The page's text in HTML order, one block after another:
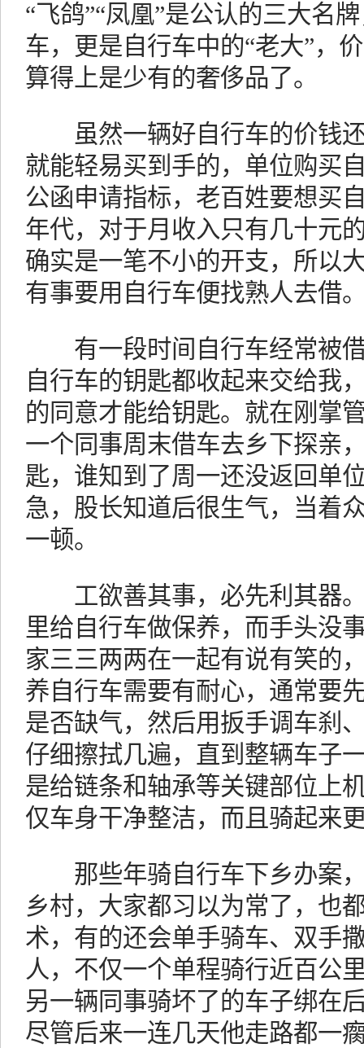
“飞鸽”“凤凰”是公认的三大名
车，更是自行车中的“老大”，
算得上是少有的奢侈品了。
虽然一辆好自行车的价钱还
就能轻易买到手的，单位购买
公函申请指标，老百姓要想买
年代，对于月收入只有几十元
确实是一笔不小的开支，所以
有事要用自行车便找熟人去借
有一段时间自行车经常被借
自行车的钥匙都收起来交给我
的同意才能给钥匙。就在刚掌
一个同事周末借车去乡下探亲
匙，谁知到了周一还没返回单
急，股长知道后很生气，当着
一顿。
工欲善其事，必先利其器。
里给自行车做保养，而手头没
家三三两两在一起有说有笑的
养自行车需要有耐心，通常要
是否缺气，然后用扳手调车刹
仔细擦拭几遍，直到整辆车子
是给链条和轴承等关键部位上
仅车身干净整洁，而且骑起来
那些年骑自行车下乡办案，
乡村，大家都习以为常了，也
术，有的还会单手骑车、双手
人，不仅一个单程骑行近百公
另一辆同事骑坏了的车子绑在
尽管后来一连几天他走路都一